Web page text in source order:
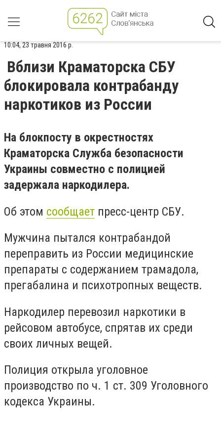
10:04, 23 травня 2016 р.
Вблизи Краматорска СБУ
блокировала контрабанду
наркотиков из России
На блокпосту в окрестностях
Краматорска Служба безопасности
Украины совместно с полицией
задержала наркодилера.
Об этом сообщает пресс-центр СБУ.
Мужчина пытался контрабандой
переправить из России медицинские
препараты с содержанием трамадола,
прегабалина и психотропных веществ.
Наркодилер перевозил наркотики в
рейсовом автобусе, спрятав их среди
своих личных вещей.
Полиция открыла уголовное
производство по ч. 1 ст. 309 Уголовного
кодекса Украины.